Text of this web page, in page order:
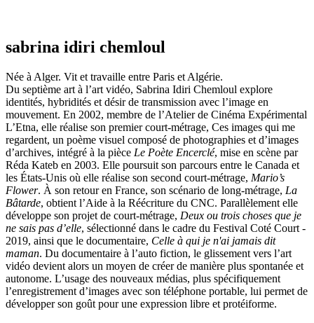
sabrina idiri chemloul
Née à Alger. Vit et travaille entre Paris et Algérie.
Du septième art à l’art vidéo, Sabrina Idiri Chemloul explore
identités, hybridités et désir de transmission avec l’image en
mouvement. En 2002, membre de l’Atelier de Cinéma Expérimental
L’Etna, elle réalise son premier court-métrage, Ces images qui me
regardent, un poème visuel composé de photographies et d’images
d’archives, intégré à la pièce Le Poète Encerclé, mise en scène par
Réda Kateb en 2003. Elle poursuit son parcours entre le Canada et
les États-Unis où elle réalise son second court-métrage, Mario’s
Flower. À son retour en France, son scénario de long-métrage, La
Bâtarde, obtient l’Aide à la Réécriture du CNC. Parallèlement elle
développe son projet de court-métrage, Deux ou trois choses que je
ne sais pas d’elle, sélectionné dans le cadre du Festival Coté Court -
2019, ainsi que le documentaire, Celle à qui je n'ai jamais dit
maman. Du documentaire à l’auto fiction, le glissement vers l’art
vidéo devient alors un moyen de créer de manière plus spontanée et
autonome. L’usage des nouveaux médias, plus spécifiquement
l’enregistrement d’images avec son téléphone portable, lui permet de
développer son goût pour une expression libre et protéiforme.